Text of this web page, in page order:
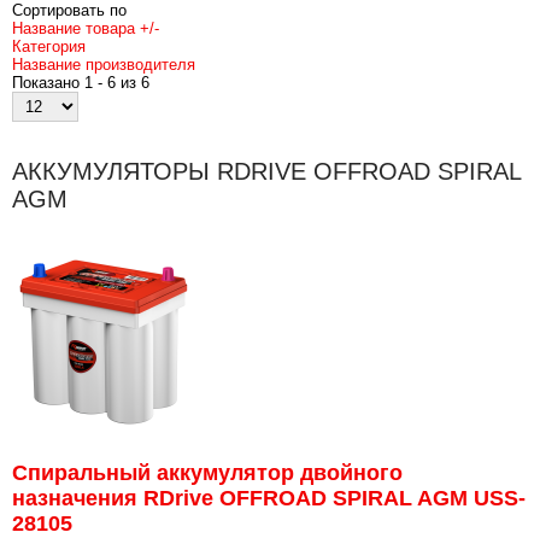
Сортировать по
Название товара +/-
Категория
Название производителя
Показано 1 - 6 из 6
АККУМУЛЯТОРЫ RDRIVE OFFROAD SPIRAL
AGM
Спиральный аккумулятор двойного
назначения RDrive OFFROAD SPIRAL AGM USS-
28105